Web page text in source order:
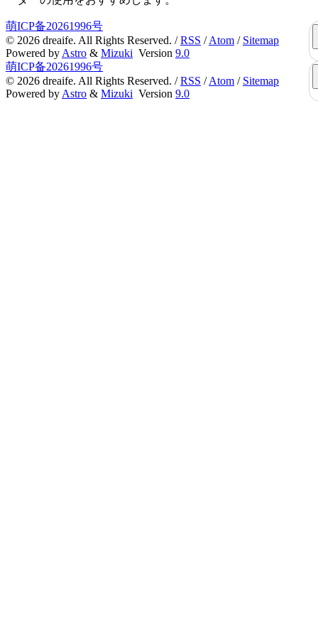
萌ICP备20261996号
© 2026 dreaife. All Rights Reserved. /RSS /Atom / Sitemap
Powered by Astro & Mizuki Version 9.0
萌ICP备20261996号
© 2026 dreaife. All Rights Reserved. /RSS /Atom / Sitemap
Powered by Astro & Mizuki Version 9.0